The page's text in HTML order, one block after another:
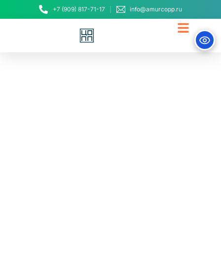
+7 (909) 817-71-17 info@amurcopp.ru